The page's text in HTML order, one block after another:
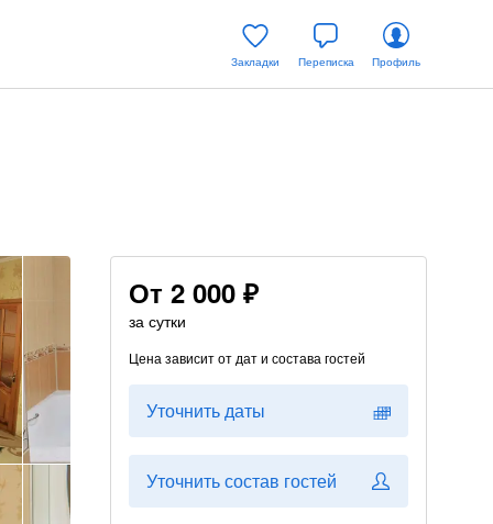
Закладки Переписка Профиль
От 2 000 ₽
за сутки
Цена зависит от дат и состава гостей
Уточнить даты
Уточнить состав гостей